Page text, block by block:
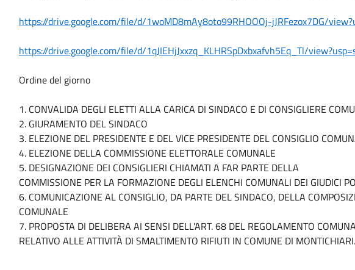
https://drive.google.com/file/d/1woMD8mAy8oto99RHOOOj-jJRFezox7DG/
https://drive.google.com/file/d/1qJIEHjJxxzq_KLHRSpDxbxafvh5Eq_Tl/
Ordine del giorno
1. CONVALIDA DEGLI ELETTI ALLA CARICA DI SINDACO E DI CONSIGLIERE
2. GIURAMENTO DEL SINDACO
3. ELEZIONE DEL PRESIDENTE E DEL VICE PRESIDENTE DEL CONSIGLIO
4. ELEZIONE DELLA COMMISSIONE ELETTORALE COMUNALE
5. DESIGNAZIONE DEI CONSIGLIERI CHIAMATI A FAR PARTE DELLA
COMMISSIONE PER LA FORMAZIONE DEGLI ELENCHI COMUNALI DEI GIUDICI
6. COMUNICAZIONE AL CONSIGLIO, DA PARTE DEL SINDACO, DELLA
COMUNALE
7. PROPOSTA DI DELIBERA AI SENSI DELL'ART. 68 DEL REGOLAMENTO
RELATIVO ALLE ATTIVITÀ DI SMALTIMENTO RIFIUTI IN COMUNE DI MONTICHIARI.